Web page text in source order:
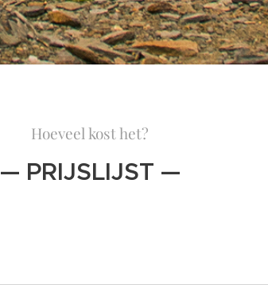
Hoeveel kost het?
— PRIJSLIJST —